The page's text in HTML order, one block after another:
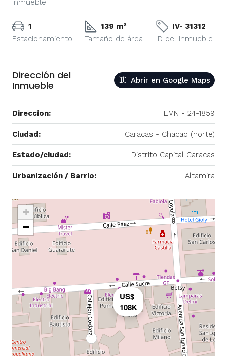
Inmueble
1
Estacionamiento
139 m²
Tamaño de área
IV- 31312
ID del Inmueble
Dirección del
Inmueble
Abrir en Google Maps
Direccion: EMN - 24-1859
Ciudad: Caracas - Chacao (norte)
Estado/ciudad: Distrito Capital Caracas
Urbanización / Barrio: Altamira
US$
108K
+
−